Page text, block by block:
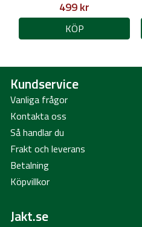
499 kr
KÖP
Kundservice
Vanliga frågor
Kontakta oss
Så handlar du
Frakt och leverans
Betalning
Köpvillkor
Jakt.se